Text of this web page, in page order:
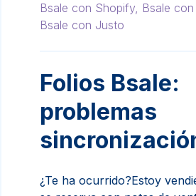
Bsale con Shopify, Bsale
Bsale con Justo
Folios Bsale:
problemas
¿Te ha ocurrido?Estoy